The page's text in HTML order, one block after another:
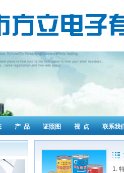
产 品 证照图 视 点 联系我
1.